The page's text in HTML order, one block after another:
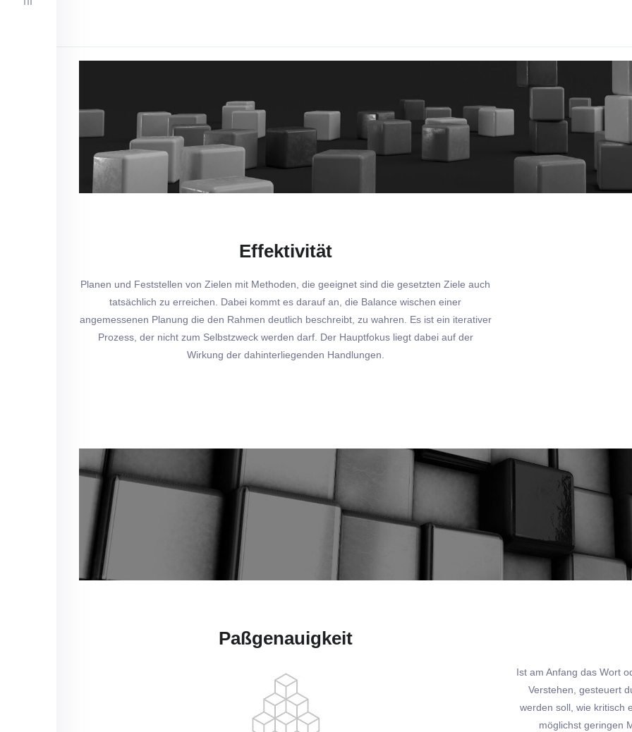
Effektivität
Planen und Feststellen von Zielen mit Methoden, die geeignet sind die gesetzten Ziele auch
tatsächlich zu erreichen. Dabei kommt es darauf an, die Balance wischen einer
angemessenen Planung die den Rahmen deutlich beschreibt, zu wahren. Es ist ein iterativer
Prozess, der nicht zum Selbstzweck werden darf. Der Hauptfokus liegt dabei auf der
Wirkung der dahinterliegenden Handlungen.
Paßgenauigkeit
Ist am Anfang das Wort
Verstehen, gesteuert
werden soll, wie kritisch
möglichst geringen